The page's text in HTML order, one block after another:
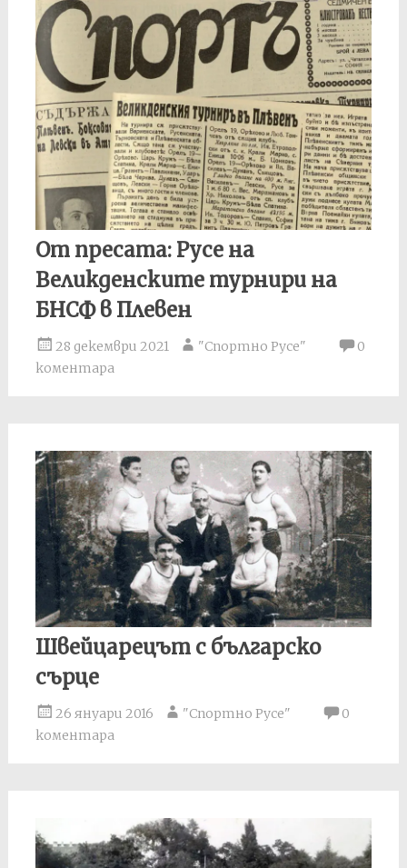
От пресата: Русе на
Великденските турнири на
БНСФ в Плевен
28 декември 2021 "Спортно Русе"
0
коментара
Швейцарецът с българско
сърце
26 януари 2016 "Спортно Русе"
0
коментара